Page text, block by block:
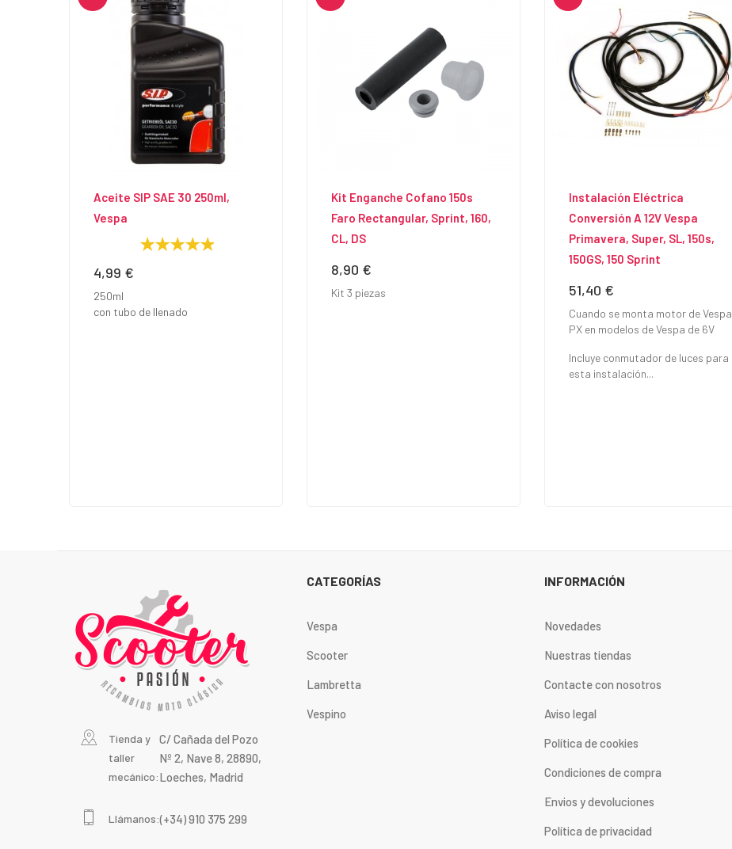
Aceite SIP SAE 30 250ml,
Vespa
Precio
4,99 €
250ml
con tubo de llenado
Kit Enganche Cofano 150s
Faro Rectangular, Sprint, 160,
CL, DS
Precio
8,90 €
Kit 3 piezas
Instalación Eléctrica
Conversión A 12V Vespa
Primavera, Super, SL, 150s,
150GS, 150 Sprint
Precio
51,40 €
Cuando se monta motor de Vespa
PX en modelos de Vespa de 6V
Incluye conmutador de luces para
esta instalación...
Tienda y
taller
mecánico:
C/ Cañada del Pozo
Nº 2, Nave 8, 28890,
Loeches, Madrid
Llámanos:(+34) 910 375 299
CATEGORÍAS
Vespa
Scooter
Lambretta
Vespino
INFORMACIÓN
Novedades
Nuestras tiendas
Contacte con nosotros
Aviso legal
Política de cookies
Condiciones de compra
Envios y devoluciones
Política de privacidad